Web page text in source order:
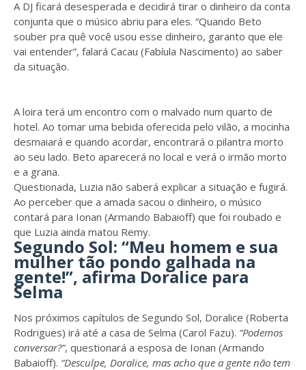
A DJ ficará desesperada e decidirá tirar o dinheiro da conta
conjunta que o músico abriu para eles. “Quando Beto
souber pra quê você usou esse dinheiro, garanto que ele
vai entender”, falará Cacau (Fabíula Nascimento) ao saber
da situação.
A loira terá um encontro com o malvado num quarto de
hotel. Ao tomar uma bebida oferecida pelo vilão, a mocinha
desmaiará e quando acordar, encontrará o pilantra morto
ao seu lado. Beto aparecerá no local e verá o irmão morto
e a grana.
Questionada, Luzia não saberá explicar a situação e fugirá.
Ao perceber que a amada sacou o dinheiro, o músico
contará para Ionan (Armando Babaioff) que foi roubado e
que Luzia ainda matou Remy.
Segundo Sol: “Meu homem e sua
mulher tão pondo galhada na
gente!”, afirma Doralice para
Selma
Nos próximos capítulos de Segundo Sol, Doralice (Roberta
Rodrigues) irá até a casa de Selma (Carol Fazu). “Podemos
conversar?”, questionará a esposa de Ionan (Armando
Babaioff). “Desculpe, Doralice, mas acho que a gente não tem